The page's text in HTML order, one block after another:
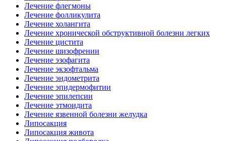
Лечение флегмоны
Лечение фолликулита
Лечение холангита
Лечение хронической обструктивной болезни легких
Лечение цистита
Лечение шизофрении
Лечение эзофагита
Лечение экзофтальма
Лечение эндометрита
Лечение эпидермофитии
Лечение эпилепсии
Лечение этмоидита
Лечение язвенной болезни желудка
Липосакция
Липосакция живота